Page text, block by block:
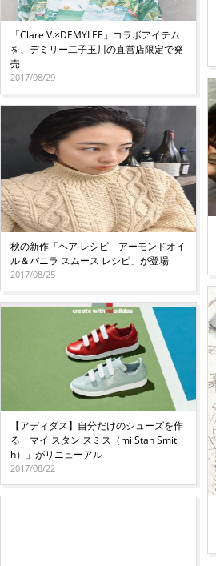
「Clare V.×DEMYLEE」コラボアイテム
を、デミリー二子玉川の直営店限定で発
売
2017/08/29
秋の新作「ヘア レシピ アーモンドオイ
ル＆バニラ スムース レシピ」が登場
2017/08/25
【アディダス】自分だけのシューズを作
る「マイ スタン スミス（mi Stan Smit
h）」がリニューアル
2017/08/22